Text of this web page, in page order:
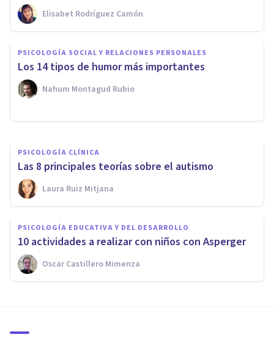
Elisabet Rodríguez Camón
PSICOLOGÍA SOCIAL Y RELACIONES PERSONALES
Los 14 tipos de humor más importantes
Nahum Montagud Rubio
PSICOLOGÍA SOCIAL Y RELACIONES PERSONALES
Cómo hacer críticas
constructivas: 11 consejos
sencillos y eficaces
PSICOLOGÍA CLÍNICA
Las 8 principales teorías sobre el autismo
Laura Ruiz Mitjana
PSICOLOGÍA EDUCATIVA Y DEL DESARROLLO
10 actividades a realizar con niños con Asperger
Oscar Castillero Mimenza